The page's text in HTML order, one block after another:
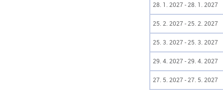
28. 1. 2027 - 28. 1. 2027
25. 2. 2027 - 25. 2. 2027
25. 3. 2027 - 25. 3. 2027
29. 4. 2027 - 29. 4. 2027
27. 5. 2027 - 27. 5. 2027